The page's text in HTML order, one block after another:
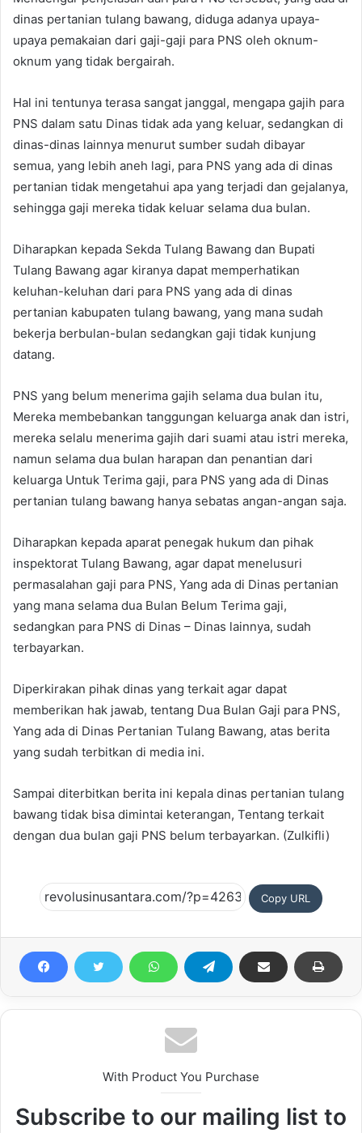
dinas pertanian tulang bawang, diduga adanya upaya-
upaya pemakaian dari gaji-gaji para PNS oleh oknum-
oknum yang tidak bergairah.
Hal ini tentunya terasa sangat janggal, mengapa gajih para
PNS dalam satu Dinas tidak ada yang keluar, sedangkan di
dinas-dinas lainnya menurut sumber sudah dibayar
semua, yang lebih aneh lagi, para PNS yang ada di dinas
pertanian tidak mengetahui apa yang terjadi dan gejalanya,
sehingga gaji mereka tidak keluar selama dua bulan.
Diharapkan kepada Sekda Tulang Bawang dan Bupati
Tulang Bawang agar kiranya dapat memperhatikan
keluhan-keluhan dari para PNS yang ada di dinas
pertanian kabupaten tulang bawang, yang mana sudah
bekerja berbulan-bulan sedangkan gaji tidak kunjung
datang.
PNS yang belum menerima gajih selama dua bulan itu,
Mereka membebankan tanggungan keluarga anak dan istri,
mereka selalu menerima gajih dari suami atau istri mereka,
namun selama dua bulan harapan dan penantian dari
keluarga Untuk Terima gaji, para PNS yang ada di Dinas
pertanian tulang bawang hanya sebatas angan-angan saja.
Diharapkan kepada aparat penegak hukum dan pihak
inspektorat Tulang Bawang, agar dapat menelusuri
permasalahan gaji para PNS, Yang ada di Dinas pertanian
yang mana selama dua Bulan Belum Terima gaji,
sedangkan para PNS di Dinas – Dinas lainnya, sudah
terbayarkan.
Diperkirakan pihak dinas yang terkait agar dapat
memberikan hak jawab, tentang Dua Bulan Gaji para PNS,
Yang ada di Dinas Pertanian Tulang Bawang, atas berita
yang sudah terbitkan di media ini.
Sampai diterbitkan berita ini kepala dinas pertanian tulang
bawang tidak bisa dimintai keterangan, Tentang terkait
dengan dua bulan gaji PNS belum terbayarkan. (Zulkifli)
Copy URL
With Product You Purchase
Subscribe to our mailing list to